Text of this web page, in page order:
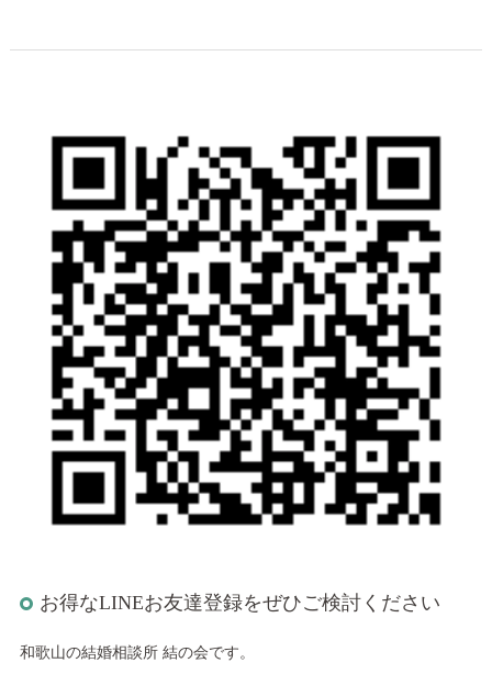
お得なLINEお友達登録をぜひご検討ください
和歌山の結婚相談所 結の会です。